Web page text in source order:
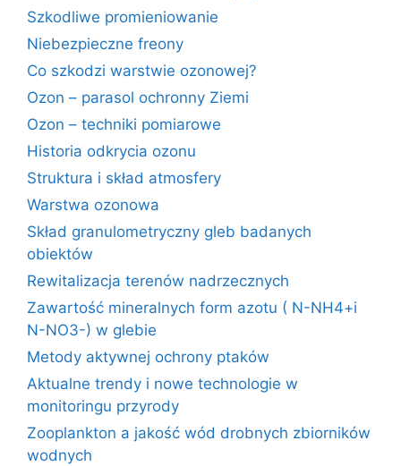
Szkodliwe promieniowanie
Niebezpieczne freony
Co szkodzi warstwie ozonowej?
Ozon – parasol ochronny Ziemi
Ozon – techniki pomiarowe
Historia odkrycia ozonu
Struktura i skład atmosfery
Warstwa ozonowa
Skład granulometryczny gleb badanych
obiektów
Rewitalizacja terenów nadrzecznych
Zawartość mineralnych form azotu ( N-NH4+i
N-NO3-) w glebie
Metody aktywnej ochrony ptaków
Aktualne trendy i nowe technologie w
monitoringu przyrody
Zooplankton a jakość wód drobnych zbiorników
wodnych